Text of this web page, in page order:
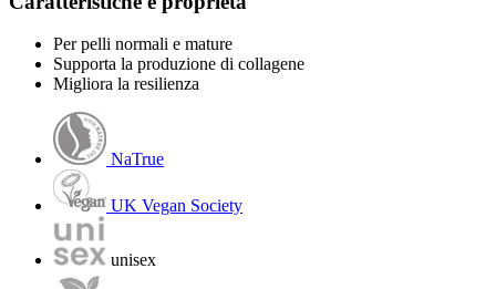
Per pelli normali e mature
Supporta la produzione di collagene
Migliora la resilienza
NaTrue
UK Vegan Society
unisex